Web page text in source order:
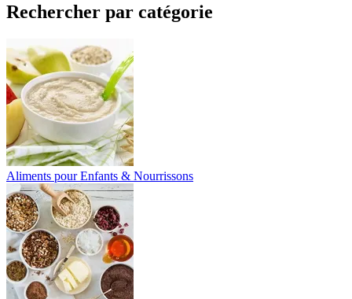
Rechercher par catégorie
Aliments pour Enfants & Nourrissons